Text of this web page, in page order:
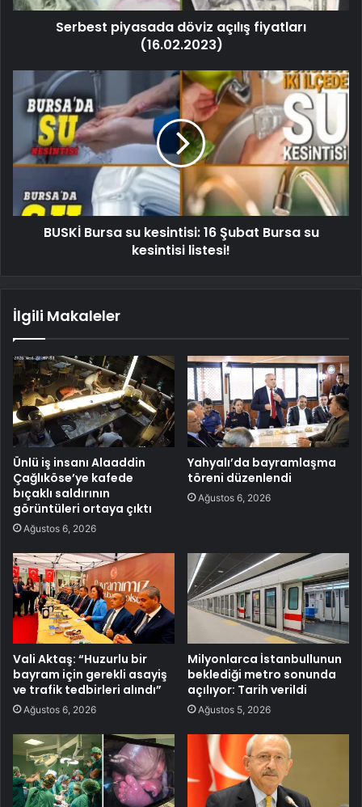
Serbest piyasada döviz açılış fiyatları
(16.02.2023)
BUSKİ Bursa su kesintisi: 16 Şubat Bursa su
kesintisi listesi!
İlgili Makaleler
Ünlü iş insanı Alaaddin
Çağlıköse’ye kafede
bıçaklı saldırının
görüntüleri ortaya çıktı
Ağustos 6, 2026
Yahyalı’da bayramlaşma
töreni düzenlendi
Ağustos 6, 2026
Vali Aktaş: “Huzurlu bir
bayram için gerekli asayiş
ve trafik tedbirleri alındı”
Ağustos 6, 2026
Milyonlarca İstanbullunun
beklediği metro sonunda
açılıyor: Tarih verildi
Ağustos 5, 2026